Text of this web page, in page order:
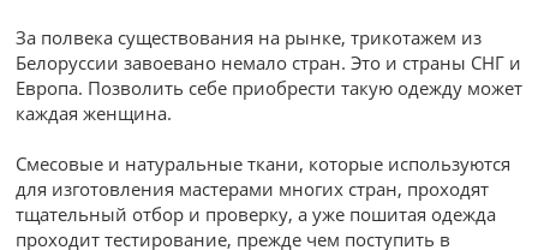
За полвека существования на рынке, трикотажем из
Белоруссии завоевано немало стран. Это и страны СНГ и
Европа. Позволить себе приобрести такую одежду может
каждая женщина.
Смесовые и натуральные ткани, которые используются
для изготовления мастерами многих стран, проходят
тщательный отбор и проверку, а уже пошитая одежда
проходит тестирование, прежде чем поступить в